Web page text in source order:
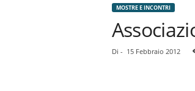
MOSTRE E INCONTRI
Di - 15 Febbraio 2012